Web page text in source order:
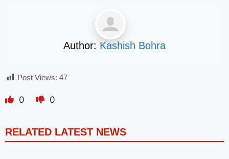
Author: Kashish Bohra
Post Views: 47
0 0
RELATED LATEST NEWS